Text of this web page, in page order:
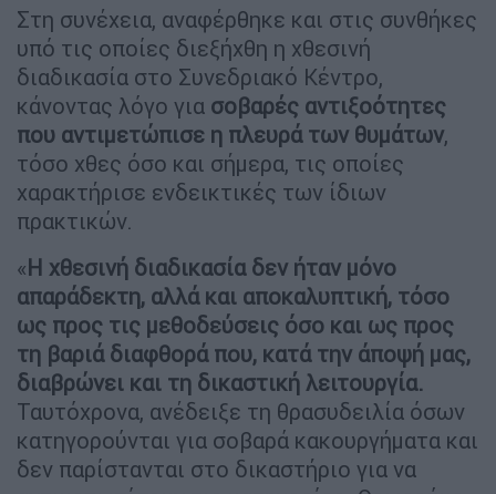
Στη συνέχεια, αναφέρθηκε και στις συνθήκες
υπό τις οποίες διεξήχθη η χθεσινή
διαδικασία στο Συνεδριακό Κέντρο,
κάνοντας λόγο για σοβαρές αντιξοότητες
που αντιμετώπισε η πλευρά των θυμάτων,
τόσο χθες όσο και σήμερα, τις οποίες
χαρακτήρισε ενδεικτικές των ίδιων
πρακτικών.
«Η χθεσινή διαδικασία δεν ήταν μόνο
απαράδεκτη, αλλά και αποκαλυπτική, τόσο
ως προς τις μεθοδεύσεις όσο και ως προς
τη βαριά διαφθορά που, κατά την άποψή μας,
διαβρώνει και τη δικαστική λειτουργία.
Ταυτόχρονα, ανέδειξε τη θρασυδειλία όσων
κατηγορούνται για σοβαρά κακουργήματα και
δεν παρίστανται στο δικαστήριο για να